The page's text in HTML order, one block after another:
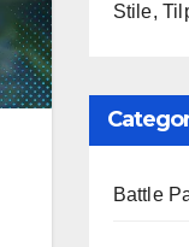
Stile,
Battle